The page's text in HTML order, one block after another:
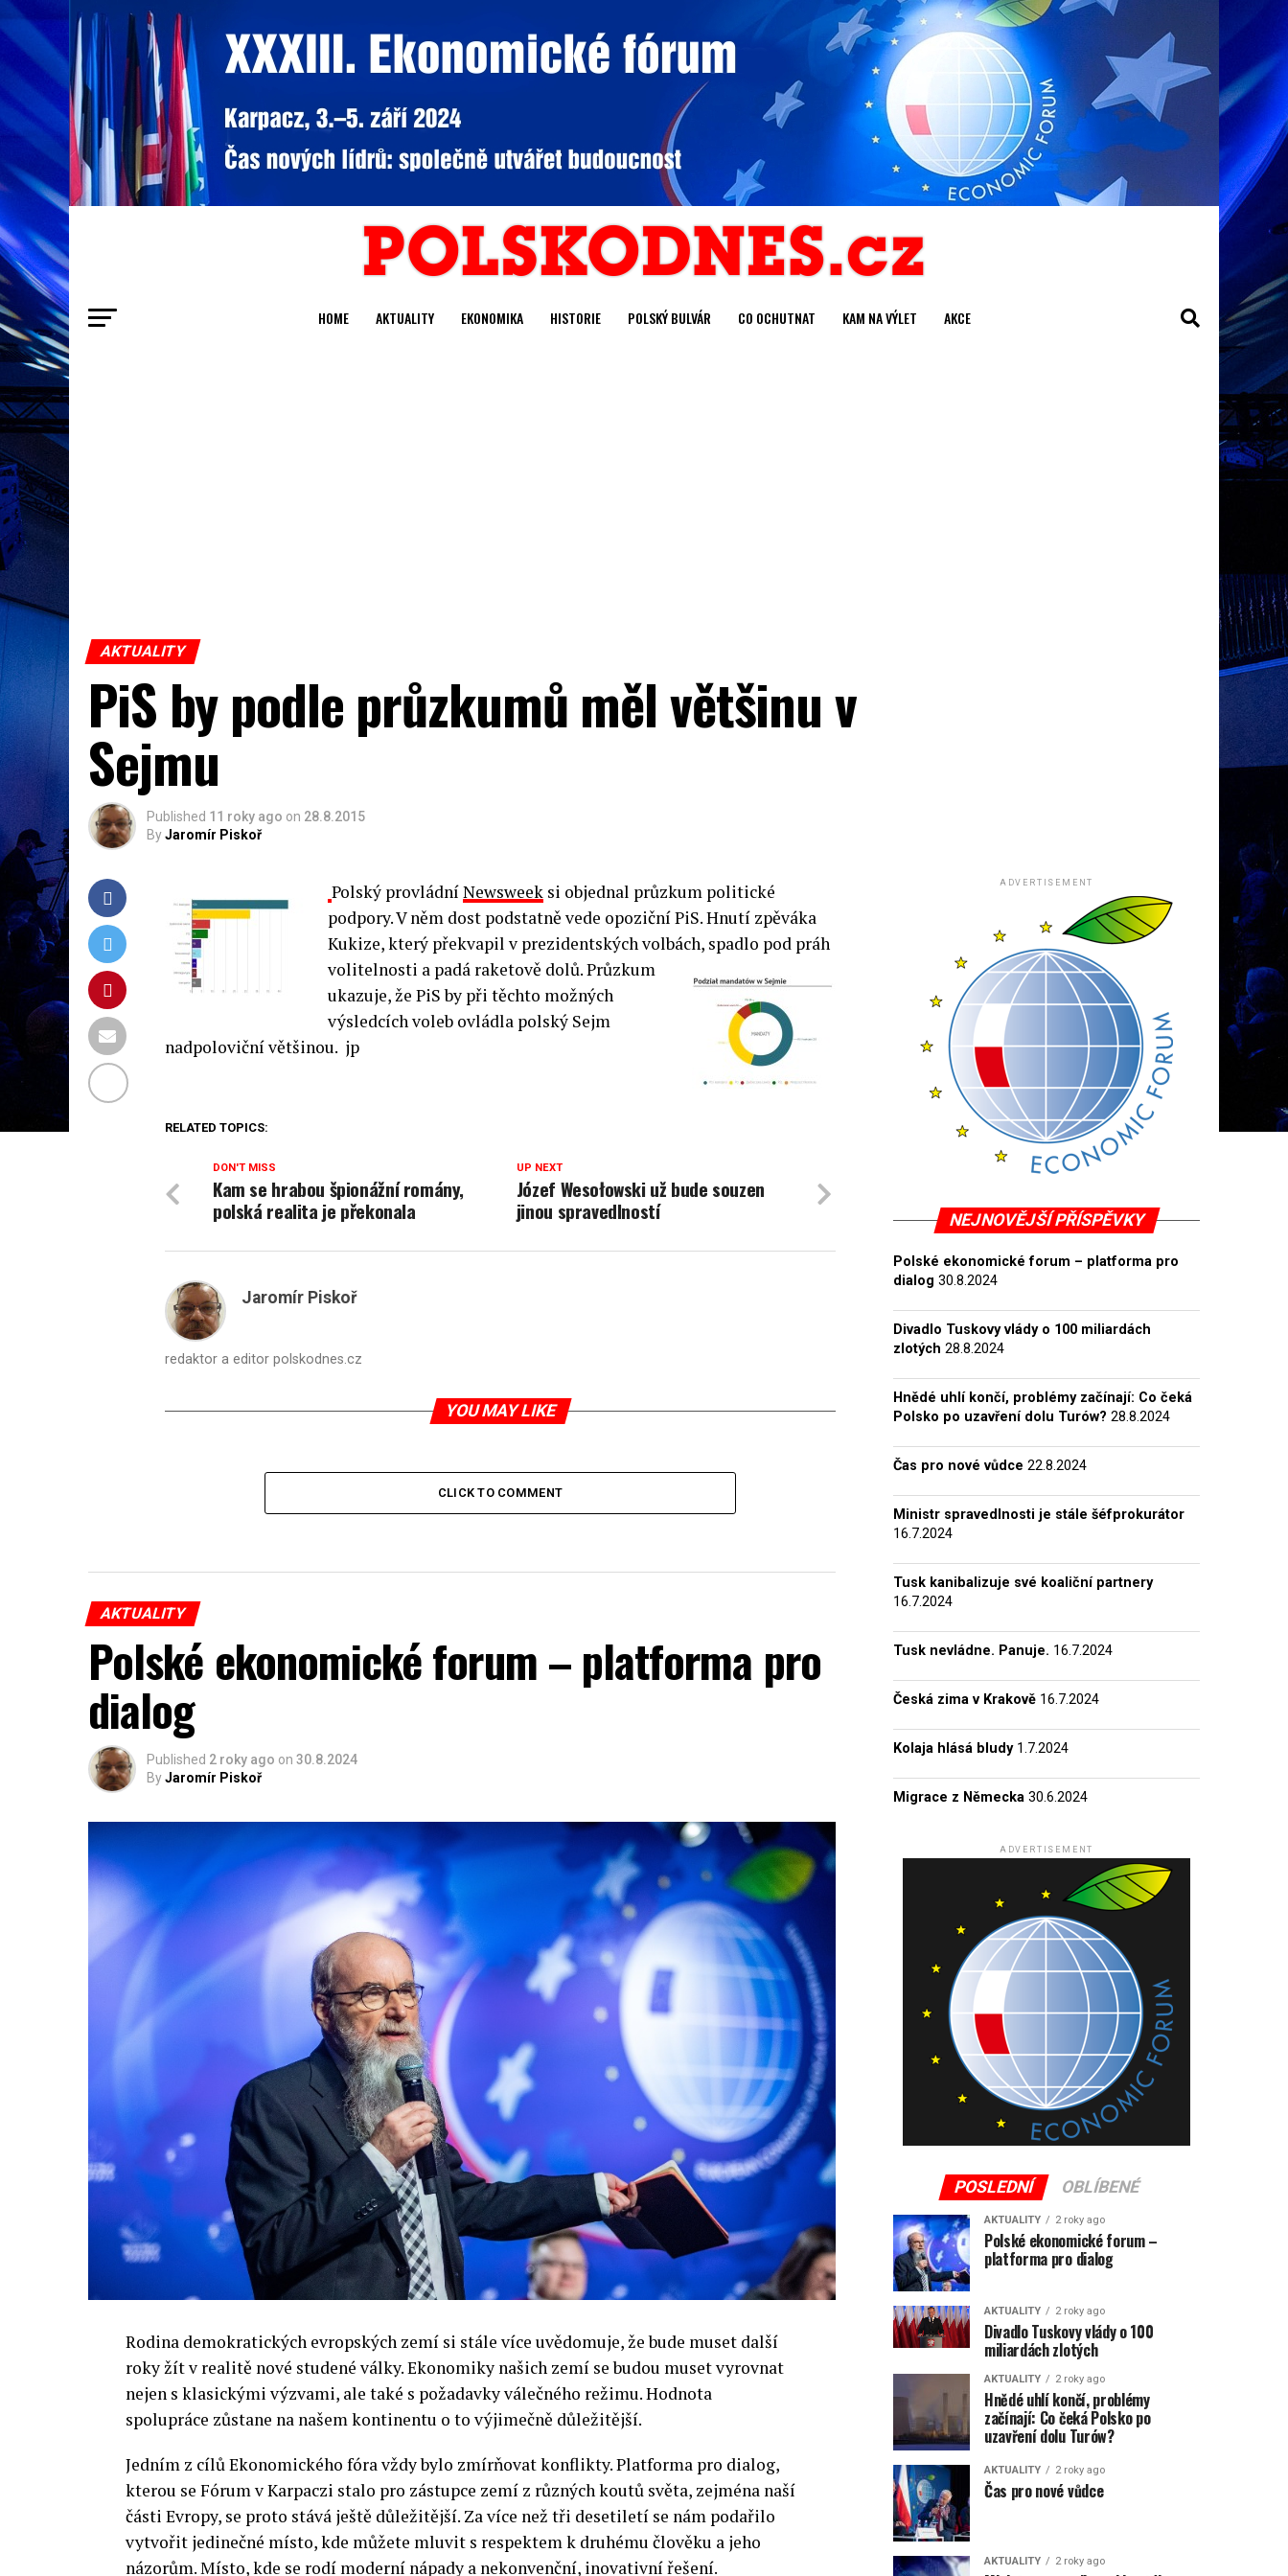
HOME AKTUALITY EKONOMIKA HISTORIE POLSKÝ BULVÁR CO OCHUTNAT KAM NA VÝLET AKCE
AKTUALITY
PiS by podle průzkumů měl většinu v
Sejmu
Published 11 roky ago on 28.8.2015
ByJaromír Piskoř
Polský provládníNewsweek si objednal průzkum politické
podpory. V něm dost podstatně vede opoziční PiS. Hnutí zpěváka
Kukize, který překvapil v prezidentských volbách, spadlo pod práh
volitelnosti a padá raketově dolů.Průzkum
ukazuje, že PiS by při těchto možných
výsledcích voleb ovládla polský Sejm
nadpoloviční většinou. jp
RELATED TOPICS:
UP NEXT
Józef Wesołowski už bude souzen
jinou spravedlností
DON'T MISS
Kam se hrabou špionážní romány,
polská realita je překonala
Jaromír Piskoř
redaktor a editor polskodnes.cz
YOU MAY LIKE
CLICK TO COMMENT
AKTUALITY
Polské ekonomické forum – platforma pro
dialog
Published 2 roky ago on 30.8.2024
ByJaromír Piskoř
Rodina demokratických evropských zemí si stále více uvědomuje, že bude muset další
roky žít v realitě nové studené války. Ekonomiky našich zemí se budou muset vyrovnat
nejen s klasickými výzvami, ale také s požadavky válečného režimu. Hodnota
spolupráce zůstane na našem kontinentu o to výjimečně důležitější.
Jedním z cílů Ekonomického fóra vždy bylo zmírňovat konflikty. Platforma pro dialog,
kterou se Fórum v Karpaczi stalo pro zástupce zemí z různých koutů světa, zejména naší
části Evropy, se proto stává ještě důležitější. Za více než tři desetiletí se nám podařilo
vytvořit jedinečné místo, kde můžete mluvit s respektem k druhému člověku a jeho
názorům. Místo, kde se rodí moderní nápady a nekonvenční, inovativní řešení.
ADVERTISEMENT
NEJNOVĚJŠÍ PŘÍSPĚVKY
Polské ekonomické forum – platforma pro
dialog 30.8.2024
Divadlo Tuskovy vlády o 100 miliardách
zlotých 28.8.2024
Hnědé uhlí končí, problémy začínají: Co čeká
Polsko po uzavření dolu Turów? 28.8.2024
Čas pro nové vůdce 22.8.2024
Ministr spravedlnosti je stále šéfprokurátor
16.7.2024
Tusk kanibalizuje své koaliční partnery
16.7.2024
Tusk nevládne. Panuje. 16.7.2024
Česká zima v Krakově 16.7.2024
Kolaja hlásá bludy 1.7.2024
Migrace z Německa 30.6.2024
ADVERTISEMENT
POSLEDNÍ OBLÍBENÉ
AKTUALITY 2 roky ago
Polské ekonomické forum –
platforma pro dialog
AKTUALITY 2 roky ago
Divadlo Tuskovy vlády o 100
miliardách zlotých
AKTUALITY 2 roky ago
Hnědé uhlí končí, problémy
začínají: Co čeká Polsko po
uzavření dolu Turów?
AKTUALITY 2 roky ago
Čas pro nové vůdce
AKTUALITY 2 roky ago